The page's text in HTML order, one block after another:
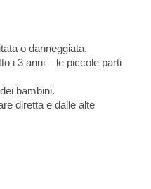
o danneggiata.
i 3 anni – le piccole parti
bambini.
diretta e dalle alte